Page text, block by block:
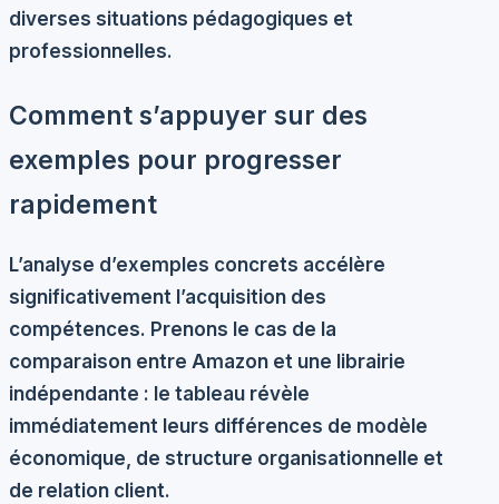
diverses situations pédagogiques et
professionnelles.
Comment s’appuyer sur des
exemples pour progresser
rapidement
L’analyse d’exemples concrets accélère
significativement l’acquisition des
compétences. Prenons le cas de la
comparaison entre Amazon et une librairie
indépendante : le tableau révèle
immédiatement leurs différences de modèle
économique, de structure organisationnelle et
de relation client.